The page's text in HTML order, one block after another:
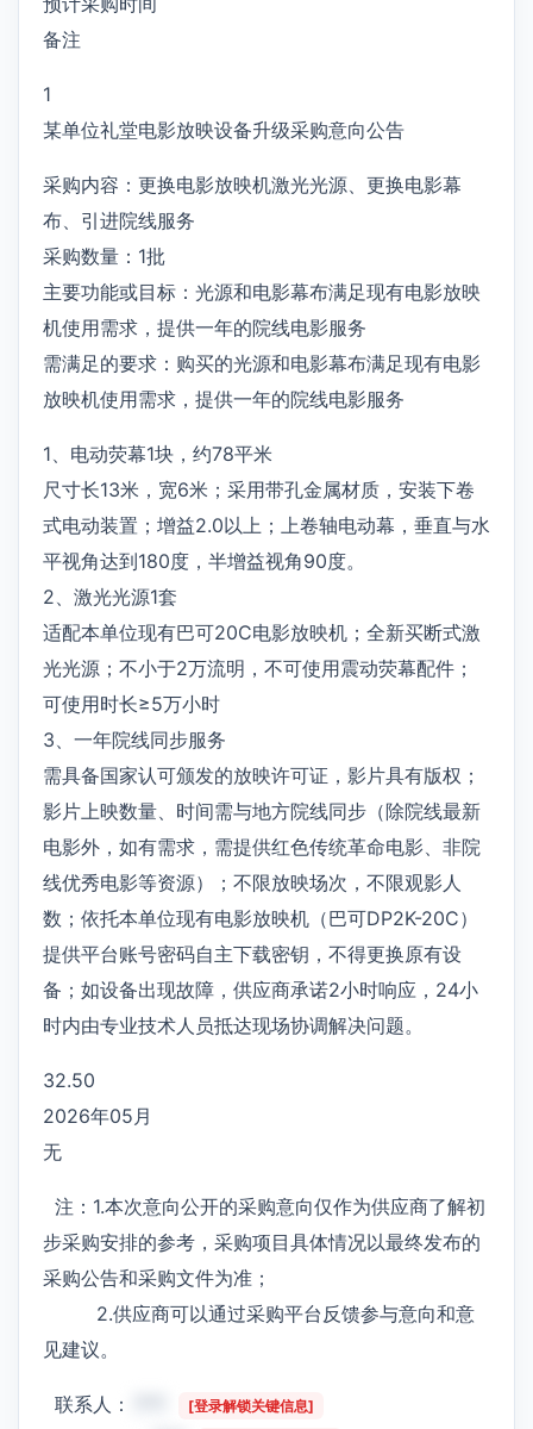
备注
1
某单位礼堂电影放映设备升级采购意向公告
采购内容：更换电影放映机激光光源、更换电影幕
布、引进院线服务
采购数量：1批
主要功能或目标：光源和电影幕布满足现有电影放映
机使用需求，提供一年的院线电影服务
需满足的要求：购买的光源和电影幕布满足现有电影
放映机使用需求，提供一年的院线电影服务
1、电动荧幕1块，约78平米
尺寸长13米，宽6米；采用带孔金属材质，安装下卷
式电动装置；增益2.0以上；上卷轴电动幕，垂直与水
平视角达到180度，半增益视角90度。
2、激光光源1套
适配本单位现有巴可20C电影放映机；全新买断式激
光光源；不小于2万流明，不可使用震动荧幕配件；
可使用时长≥5万小时
3、一年院线同步服务
需具备国家认可颁发的放映许可证，影片具有版权；
影片上映数量、时间需与地方院线同步（除院线最新
电影外，如有需求，需提供红色传统革命电影、非院
线优秀电影等资源）；不限放映场次，不限观影人
数；依托本单位现有电影放映机（巴可DP2K-20C）
提供平台账号密码自主下载密钥，不得更换原有设
备；如设备出现故障，供应商承诺2小时响应，24小
时内由专业技术人员抵达现场协调解决问题。
32.50
2026年05月
无
注：1.本次意向公开的采购意向仅作为供应商了解初
步采购安排的参考，采购项目具体情况以最终发布的
采购公告和采购文件为准；
2.供应商可以通过采购平台反馈参与意向和意
见建议。
联系人： [登录解锁关键信息]